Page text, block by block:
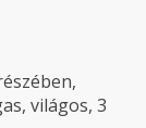
világos, 3